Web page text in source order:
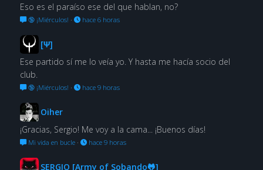
Eso es el paraíso ese del que hablan, no?
🔞 ¡Miérculos! · hace 6 horas
[Ψ]
Ese partido sí me lo veía yo. Y hasta me hacía socio del
club.
🔞 ¡Miérculos! · hace 9 horas
Oiher
¡Gracias, Sergio! Me voy a la cama... ¡Buenos días!
Mi vida en bucle· hace 9 horas
SERGIO [Army of Sobando🐸]